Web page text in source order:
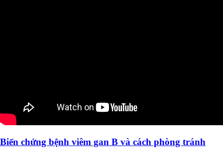
Biến chứng bệnh viêm gan B và cách phòng tránh